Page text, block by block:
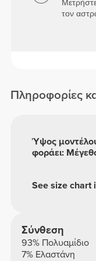
τον
Πληροφορίες
See size chart
Ύψος
φοράει:
Σύνθεση
93% Πολυαμίδιο
7% Ελαστάνη